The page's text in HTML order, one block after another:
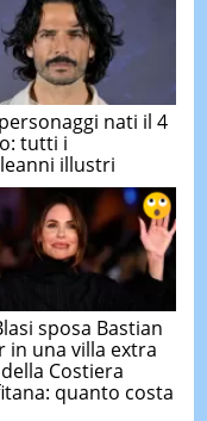
nati il 4
tutti i
illustri
sposa Bastian
in una villa extra
Costiera
quanto costa